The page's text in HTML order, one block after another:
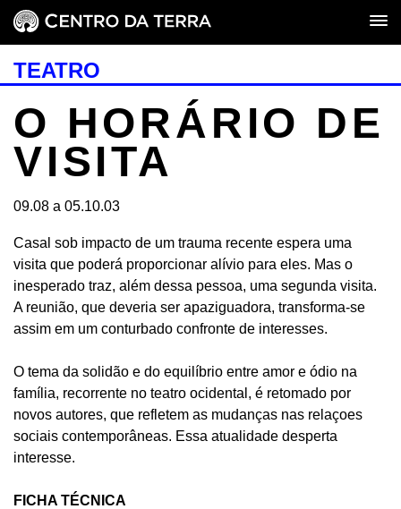
TEATRO
O HORÁRIO DE
VISITA
09.08 a 05.10.03
Casal sob impacto de um trauma recente espera uma
visita que poderá proporcionar alívio para eles. Mas o
inesperado traz, além dessa pessoa, uma segunda visita.
A reunião, que deveria ser apaziguadora, transforma-se
assim em um conturbado confronte de interesses.
O tema da solidão e do equilíbrio entre amor e ódio na
família, recorrente no teatro ocidental, é retomado por
novos autores, que refletem as mudanças nas relaçoes
sociais contemporâneas. Essa atualidade desperta
interesse.
FICHA TÉCNICA